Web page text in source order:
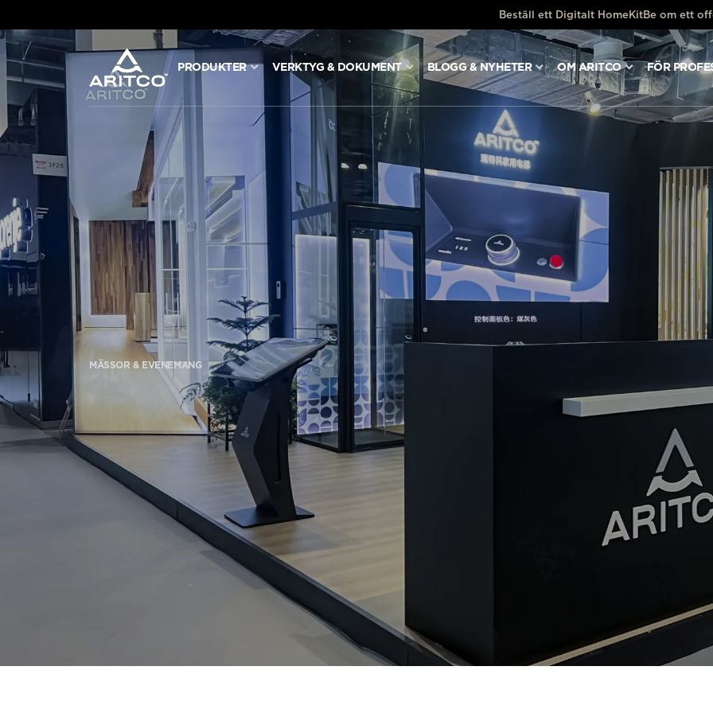
Beställ ett Digitalt HomeKitBe om ett
PRODUKTER VERKTYG & DOKUMENT BLOGG & NYHETER OM ARITCO FÖR
PRODUKTER
VERKTYG & DOKUMENT
BLOGG & NYHETER
OM ARITCO
FÖR PROFESSIONELLA
Beställ ett Digitalt HomeKit
Be om ett offertförslag
Kontakta oss
Anmälan till nyhetsbrev
MÄSSOR & EVENEMANG